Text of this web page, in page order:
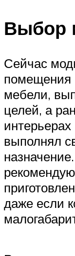
Выбор
Сейчас
помещения
мебели,
целей, а
выполнял
даже если